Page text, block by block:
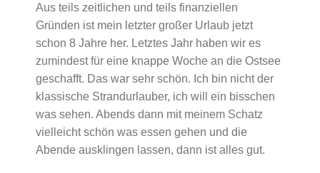
Aus teils zeitlichen und teils finanziellen
Gründen ist mein letzter großer Urlaub jetzt
schon 8 Jahre her. Letztes Jahr haben wir es
zumindest für eine knappe Woche an die Ostsee
geschafft. Das war sehr schön. Ich bin nicht der
klassische Strandurlauber, ich will ein bisschen
was sehen. Abends dann mit meinem Schatz
vielleicht schön was essen gehen und die
Abende ausklingen lassen, dann ist alles gut.